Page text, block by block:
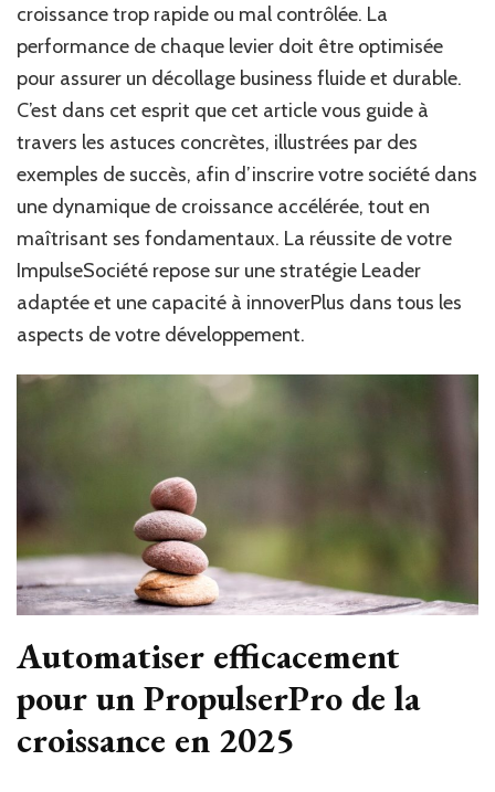
croissance trop rapide ou mal contrôlée. La
performance de chaque levier doit être optimisée
pour assurer un décollage business fluide et durable.
C’est dans cet esprit que cet article vous guide à
travers les astuces concrètes, illustrées par des
exemples de succès, afin d’inscrire votre société dans
une dynamique de croissance accélérée, tout en
maîtrisant ses fondamentaux. La réussite de votre
ImpulseSociété repose sur une stratégie Leader
adaptée et une capacité à innoverPlus dans tous les
aspects de votre développement.
Automatiser efficacement
pour un PropulserPro de la
croissance en 2025